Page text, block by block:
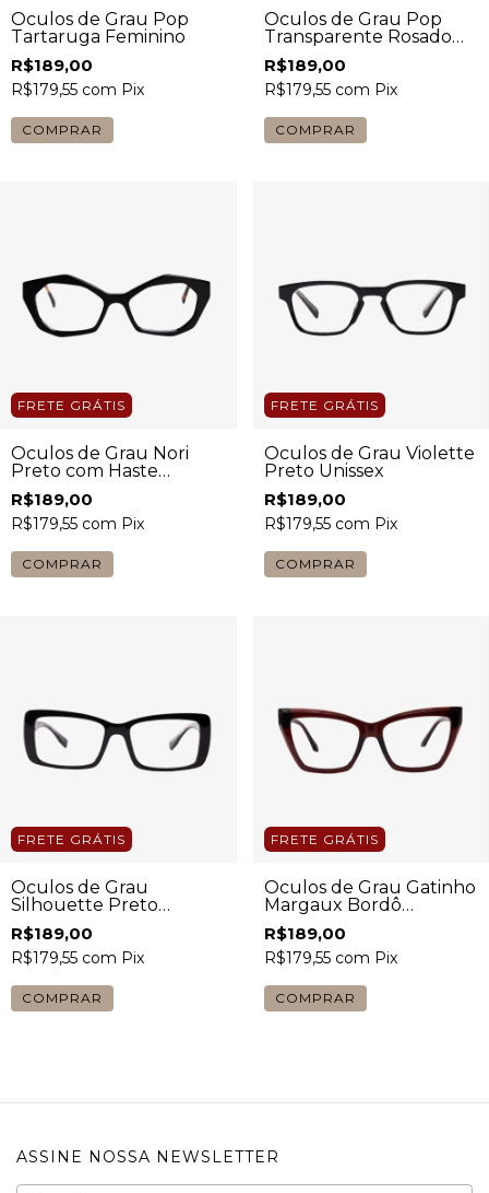
Óculos de Grau Pop
Tartaruga Feminino
R$189,00
R$179,55 com Pix
COMPRAR
Óculos de Grau Pop
Transparente Rosado
com Haste Escura
Feminino
R$189,00
R$179,55 com Pix
COMPRAR
FRETE GRÁTIS
Óculos de Grau Nori
Preto com Haste
Tartaruga Feminino
R$189,00
R$179,55 com Pix
COMPRAR
FRETE GRÁTIS
Óculos de Grau Violette
Preto Unissex
R$189,00
R$179,55 com Pix
COMPRAR
FRETE GRÁTIS
Óculos de Grau
Silhouette Preto
Feminino
R$189,00
R$179,55 com Pix
COMPRAR
FRETE GRÁTIS
Óculos de Grau Gatinho
Margaux Bordô
Feminino
R$189,00
R$179,55 com Pix
COMPRAR
ASSINE NOSSA NEWSLETTER